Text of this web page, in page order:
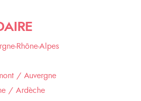
Rhône-Alpes
/ Auvergne
/ Ardèche